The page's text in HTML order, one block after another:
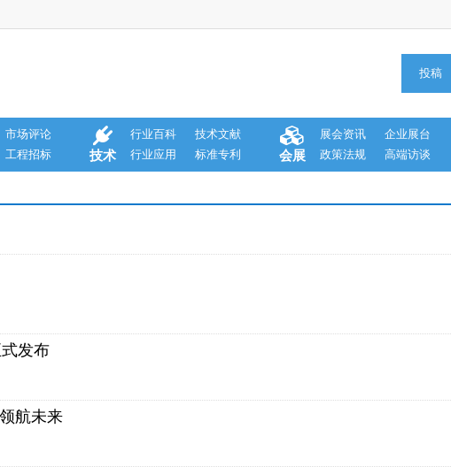
投稿
市场评论
工程招标 技术
行业百科
技术文献
行业应用
标准专利 会展
展会资讯
企业展台
政策法规
高端访谈
发布
航未来